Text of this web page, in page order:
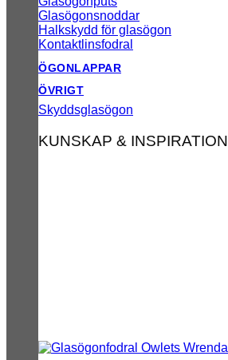
Glasögonsnoddar
Halkskydd för glasögon
Kontaktlinsfodral
ÖGONLAPPAR
ÖVRIGT
Skyddsglasögon
KUNSKAP & INSPIRATION